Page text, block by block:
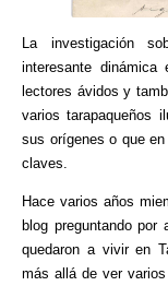
La investigación
interesante
lectores ávidos y
varios tarapaqueños
sus orígenes o que
claves.
Hace varios años
blog preguntando por
quedaron a vivir en
más allá de ver